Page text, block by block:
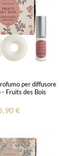
per diffusore
- Fruits des Bois
€